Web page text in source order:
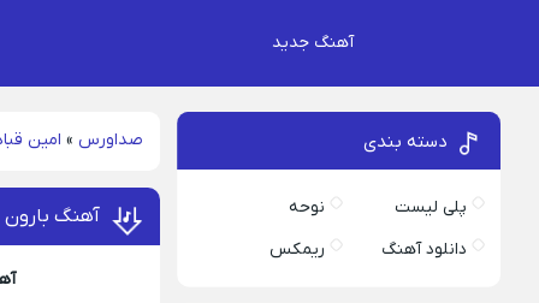
آهنگ جدید
صداورس » امین
آهنگ بارون
دسته بندی
پلی لیست
نوحه
دانلود آهنگ
ریمکس